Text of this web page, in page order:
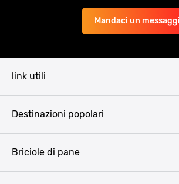
Mandaci un
link utili
Destinazioni popolari
Briciole di pane